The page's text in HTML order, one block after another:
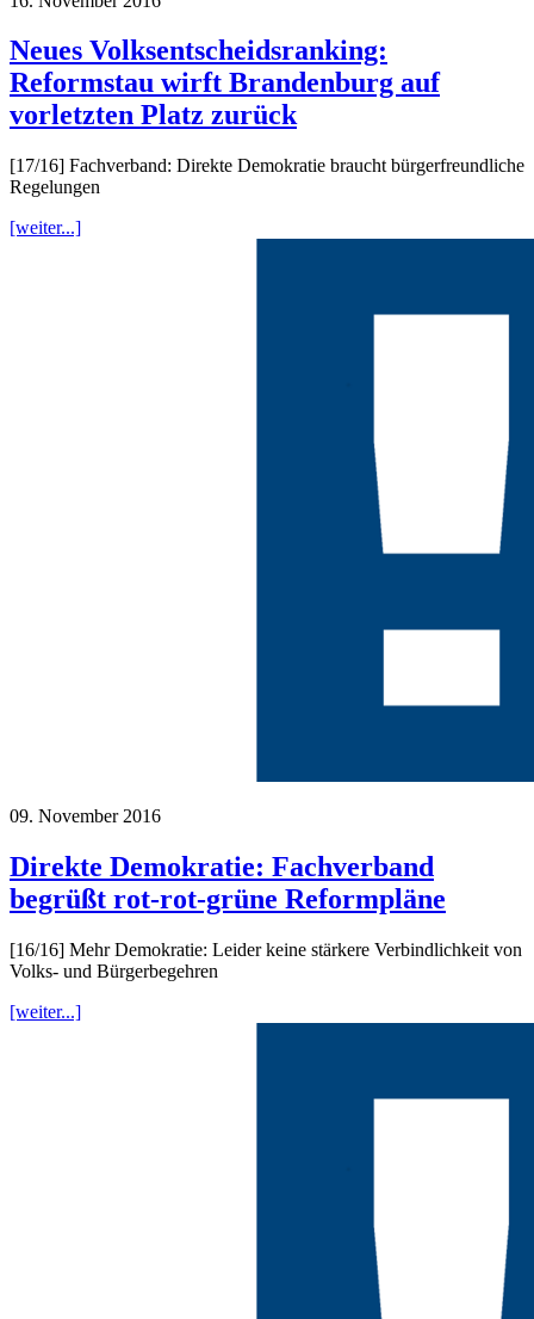
Neues Volksentscheidsranking:
Reformstau wirft Brandenburg auf
vorletzten Platz zurück
[17/16] Fachverband: Direkte Demokratie braucht bürgerfreundliche
Regelungen
[weiter...]
09. November 2016
Direkte Demokratie: Fachverband
begrüßt rot-rot-grüne Reformpläne
[16/16] Mehr Demokratie: Leider keine stärkere Verbindlichkeit von
Volks- und Bürgerbegehren
[weiter...]